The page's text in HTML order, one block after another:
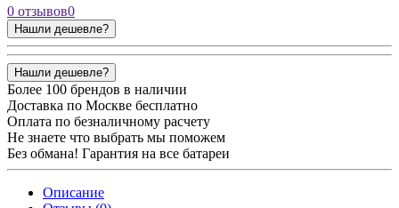
0 отзывов0
Нашли дешевле?
Нашли дешевле?
Более 100 брендов в наличии
Доставка по Москве бесплатно
Оплата по безналичному расчету
Не знаете что выбрать мы поможем
Без обмана! Гарантия на все батареи
Описание